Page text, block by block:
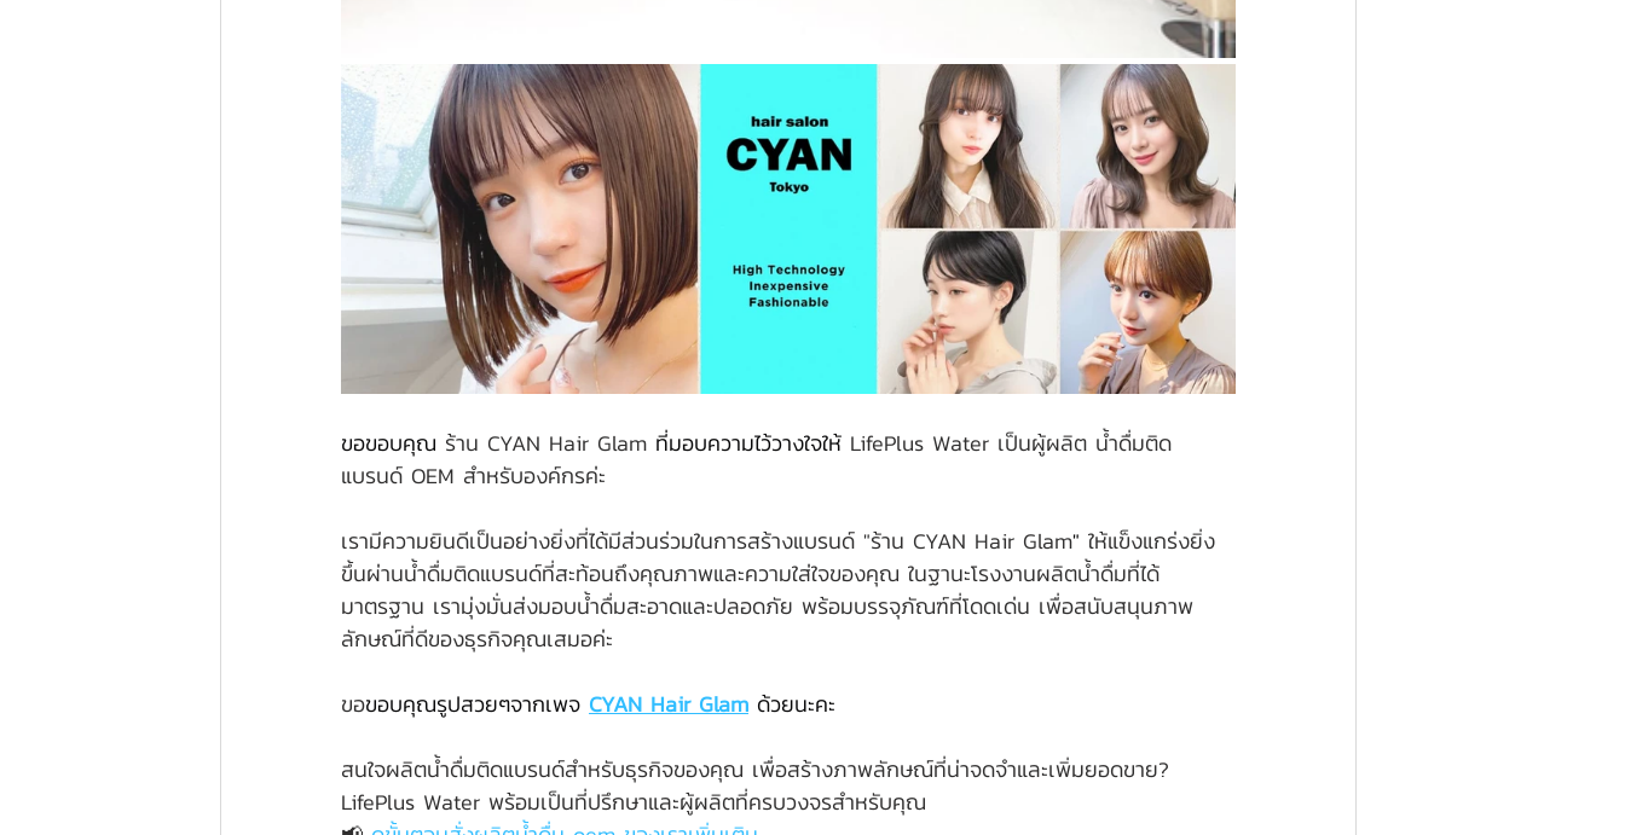
ขอขอบคุณ ร้าน CYAN Hair Glam ที่มอบความไว้วางใจให้ LifePlus Water เป็นผู้ผลิต น้ำดื่มติด
แบรนด์ OEM สำหรับองค์กรค่ะ
เรามีความยินดีเป็นอย่างยิ่งที่ได้มีส่วนร่วมในการสร้างแบรนด์ "ร้าน CYAN Hair Glam" ให้แข็งแกร่งยิ่ง
ขึ้นผ่านน้ำดื่มติดแบรนด์ที่สะท้อนถึงคุณภาพและความใส่ใจของคุณ ในฐานะโรงงานผลิตน้ำดื่มที่ได้
มาตรฐาน เรามุ่งมั่นส่งมอบน้ำดื่มสะอาดและปลอดภัย พร้อมบรรจุภัณฑ์ที่โดดเด่น เพื่อสนับสนุนภาพ
ลักษณ์ที่ดีของธุรกิจคุณเสมอค่ะ
ขอขอบคุณรูปสวยๆจากเพจ CYAN Hair Glam ด้วยนะคะ
สนใจผลิตน้ำดื่มติดแบรนด์สำหรับธุรกิจของคุณ เพื่อสร้างภาพลักษณ์ที่น่าจดจำและเพิ่มยอดขาย?
LifePlus Water พร้อมเป็นที่ปรึกษาและผู้ผลิตที่ครบวงจรสำหรับคุณ